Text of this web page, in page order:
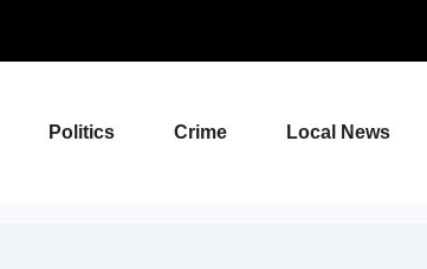
Politics Crime Local News